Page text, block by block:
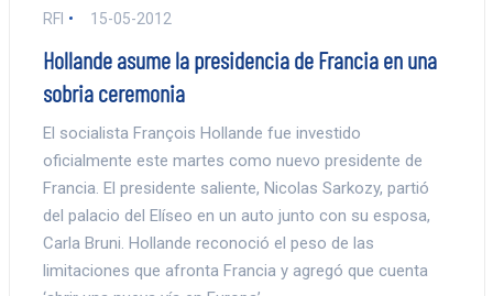
RFI 15-05-2012
Hollande asume la presidencia de Francia en una
sobria ceremonia
El socialista François Hollande fue investido
oficialmente este martes como nuevo presidente de
Francia. El presidente saliente, Nicolas Sarkozy, partió
del palacio del Elíseo en un auto junto con su esposa,
Carla Bruni. Hollande reconoció el peso de las
limitaciones que afronta Francia y agregó que cuenta